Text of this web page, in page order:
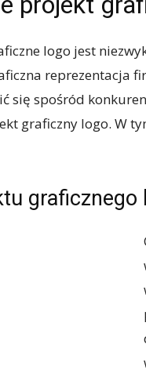
logo jest
reprezentacja
się spośród
graficzny logo. W
graficznego